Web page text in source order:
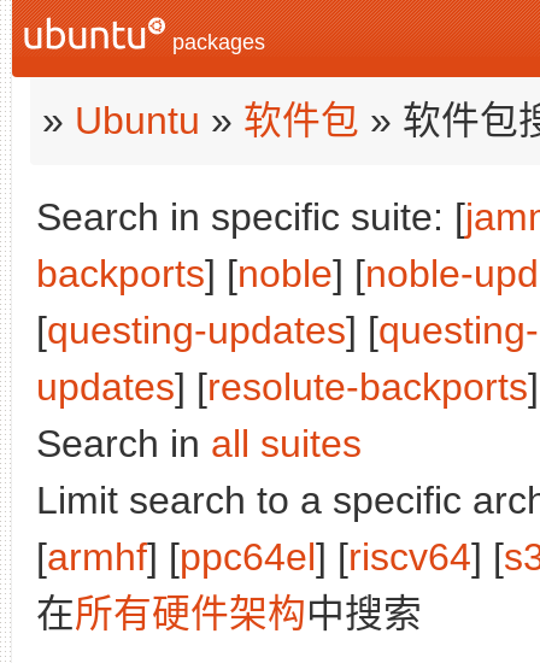
packages
» Ubuntu » 软件包 » 软件包
Search in specific suite: [
backports] [noble] [noble-
[questing-updates] [
updates] [resolute-backports
Search in all suites
Limit search to a specific
[armhf] [ppc64el] [riscv64] [
在所有硬件架构中搜索